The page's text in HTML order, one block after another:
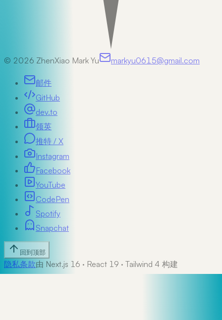
© 2026 ZhenXiao Mark Yu markyu0615@gmail.com
邮件
GitHub
dev.to
领英
推特 / X
Instagram
Facebook
YouTube
CodePen
Spotify
Snapchat
回到顶部
隐私条款由 Next.js 16 · React 19 · Tailwind 4 构建